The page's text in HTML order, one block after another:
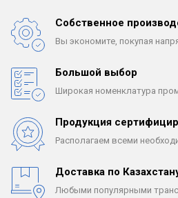
Собственное
Вы экономите, покупая
Большой выбор
Широкая номенклатура
Продукция
Располагаем всеми
Доставка по
Любыми популярными